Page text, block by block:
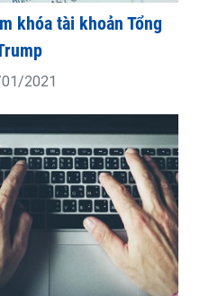
khóa tài khoản Tổng
2021